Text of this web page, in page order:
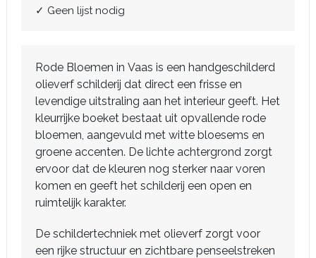
✓ Geen lijst nodig
Rode Bloemen in Vaas is een handgeschilderd
olieverf schilderij dat direct een frisse en
levendige uitstraling aan het interieur geeft. Het
kleurrijke boeket bestaat uit opvallende rode
bloemen, aangevuld met witte bloesems en
groene accenten. De lichte achtergrond zorgt
ervoor dat de kleuren nog sterker naar voren
komen en geeft het schilderij een open en
ruimtelijk karakter.
De schildertechniek met olieverf zorgt voor
een rijke structuur en zichtbare penseelstreken